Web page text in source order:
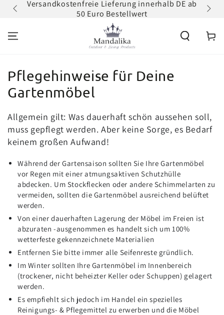
ZUM INHALT
SPRINGEN
Versandkostenfreie Lieferung innerhalb DE ab
50 Euro Bestellwert
Pflegehinweise für Deine
Gartenmöbel
Allgemein gilt: Was dauerhaft schön aussehen soll,
muss gepflegt werden. Aber keine Sorge, es Bedarf
keinem großen Aufwand!
Während der Gartensaison sollten Sie Ihre Gartenmöbel
vor Regen mit einer atmungsaktiven Schutzhülle
abdecken. Um Stockflecken oder andere Schimmelarten zu
vermeiden, sollten die Gartenmöbel ausreichend belüftet
werden.
Von einer dauerhaften Lagerung der Möbel im Freien ist
abzuraten -ausgenommen es handelt sich um 100%
wetterfeste gekennzeichnete Materialien
Entfernen Sie bitte immer alle Seifenreste gründlich.
Im Winter sollten Ihre Gartenmöbel im Innenbereich
(trockener, nicht beheizter Keller oder Schuppen) gelagert
werden.
Es empfiehlt sich jedoch im Handel ein spezielles
Reinigungs- & Pflegemittel zu erwerben und die Möbel